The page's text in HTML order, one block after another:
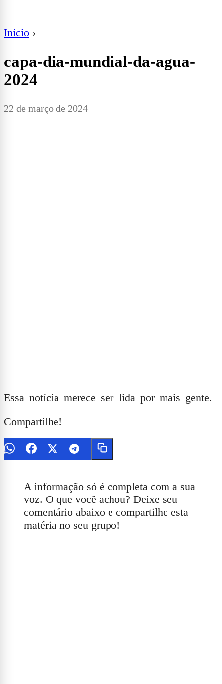
Início ›
capa-dia-mundial-da-agua-
2024
22 de março de 2024
Essa notícia merece ser lida por mais gente.
Compartilhe!
A informação só é completa com a sua
voz. O que você achou? Deixe seu
comentário abaixo e compartilhe esta
matéria no seu grupo!